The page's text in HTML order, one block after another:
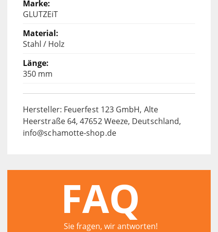
GLUTZEiT
Stahl / Holz
350 mm
Hersteller: Feuerfest 123 GmbH, Alte
Heerstraße 64, 47652 Weeze, Deutschland,
info@schamotte-shop.de
FAQ
Sie fragen, wir antworten!